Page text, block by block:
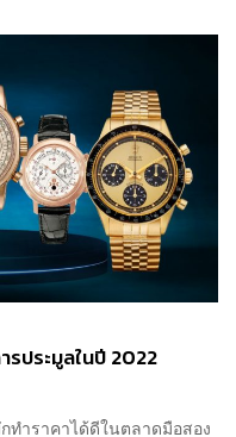
ประมูลในปี 2022
ำราคาได้ดีในตลาดมือสอง